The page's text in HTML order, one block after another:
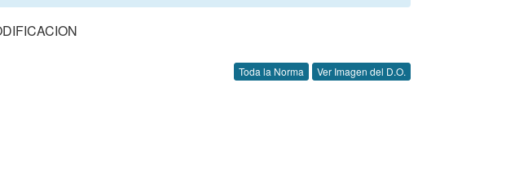
Toda la Norma Ver Imagen del D.O.